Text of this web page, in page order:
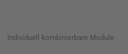
Individuell kombinierbare Module